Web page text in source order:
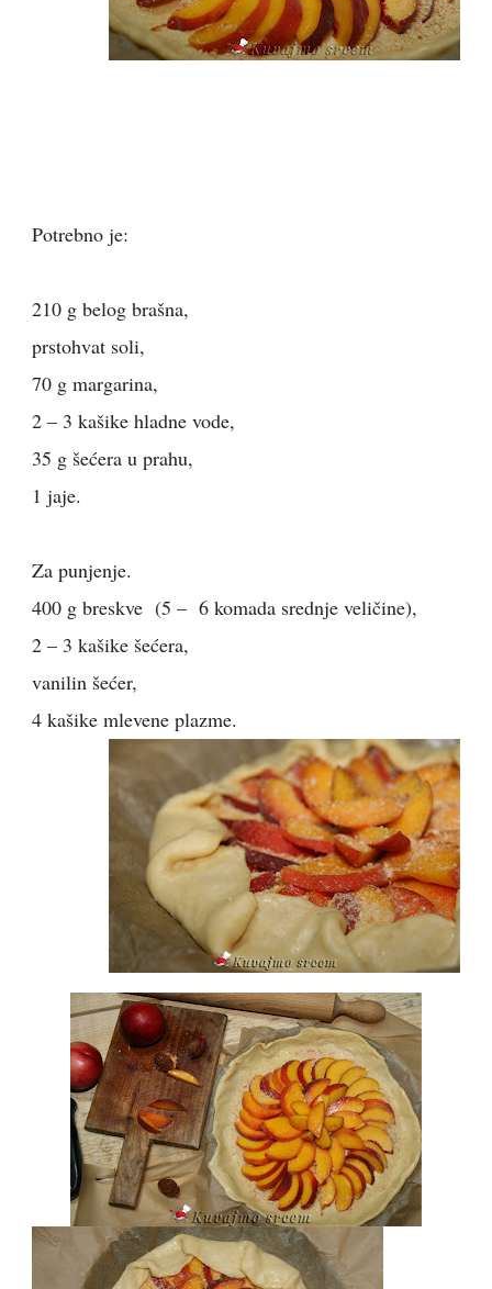
Potrebno je:
210 g belog brašna,
prstohvat soli,
70 g margarina,
2 – 3 kašike hladne vode,
35 g šećera u prahu,
1 jaje.
Za punjenje.
400 g breskve (5 – 6 komada srednje veličine),
2 – 3 kašike šećera,
vanilin šećer,
4 kašike mlevene plazme.